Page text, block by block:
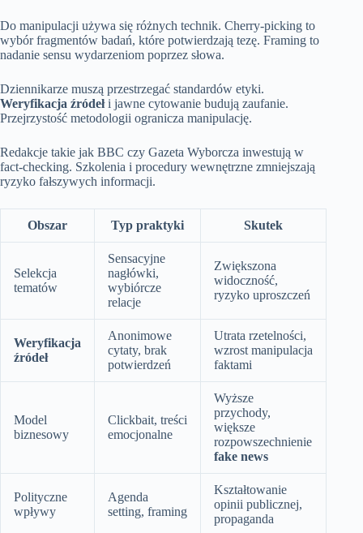
Do manipulacji używa się różnych technik. Cherry-picking to
wybór fragmentów badań, które potwierdzają tezę. Framing to
nadanie sensu wydarzeniom poprzez słowa.
Dziennikarze muszą przestrzegać standardów etyki.
Weryfikacja źródełi jawne cytowanie budują zaufanie.
Przejrzystość metodologii ogranicza manipulację.
Redakcje takie jak BBC czy Gazeta Wyborcza inwestują w
fact-checking. Szkolenia i procedury wewnętrzne zmniejszają
ryzyko fałszywych informacji.
Obszar Typ praktyki Skutek
Selekcja
tematów
Sensacyjne
nagłówki,
wybiórcze
relacje
Zwiększona
widoczność,
ryzyko uproszczeń
Weryfikacja
źródeł
Anonimowe
cytaty, brak
potwierdzeń
Utrata rzetelności,
wzrost manipulacja
faktami
Model
biznesowy
Clickbait, treści
emocjonalne
Wyższe
przychody,
większe
rozpowszechnienie
fake news
Polityczne
wpływy
Agenda
setting, framing
Kształtowanie
opinii publicznej,
propaganda